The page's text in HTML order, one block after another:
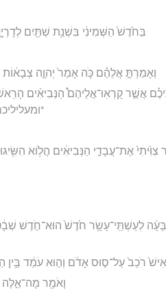
בַּחֹ֙דֶשׁ֙ הַשְּׁמִינִ֔י בִּשְׁנַ֥ת שְׁתַּ֖יִם
וְאָמַרְתָּ֣ אֲלֵהֶ֗ם כֹּ֤ה אָמַר֙ יְהוָ֣ה צְבָא֔וֹת
אֲשֶׁ֣ר קָרְאֽוּ־אֲלֵיהֶם֩ הַנְּבִיאִ֨ים
אֶת־עֲבָדַ֣י הַנְּבִיאִ֔ים הֲל֥וֹא
לְעַשְׁתֵּֽי־עָשָׂ֥ר חֹ֙דֶשׁ֙ הוּא־חֹ֣דֶשׁ שְׁבָ֔ט
רֹכֵב֙ עַל־ס֣וּס אָדֹ֔ם וְה֣וּא עֹמֵ֔ד
וָאֹמַ֖ר מָה־אֵ֣לֶּה